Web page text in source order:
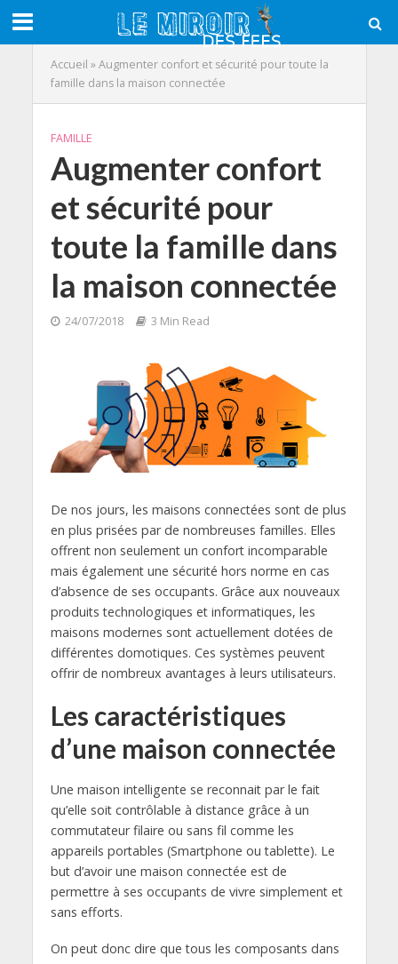
Accueil »Augmenter confort et sécurité pour toute la
famille dans la maison connectée
FAMILLE
Augmenter confort
et sécurité pour
toute la famille dans
la maison connectée
24/07/2018 3 Min Read
De nos jours, les maisons connectées sont de plus
en plus prisées par de nombreuses familles. Elles
offrent non seulement un confort incomparable
mais également une sécurité hors norme en cas
d’absence de ses occupants. Grâce aux nouveaux
produits technologiques et informatiques, les
maisons modernes sont actuellement dotées de
différentes domotiques. Ces systèmes peuvent
offrir de nombreux avantages à leurs utilisateurs.
Les caractéristiques
d’une maison connectée
Une maison intelligente se reconnait par le fait
qu’elle soit contrôlable à distance grâce à un
commutateur filaire ou sans fil comme les
appareils portables (Smartphone ou tablette). Le
but d’avoir une maison connectée est de
permettre à ses occupants de vivre simplement et
sans efforts.
On peut donc dire que tous les composants dans